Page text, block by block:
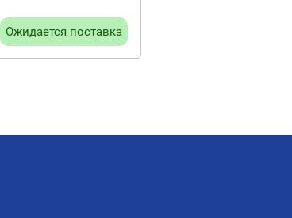
Ожидается поставка